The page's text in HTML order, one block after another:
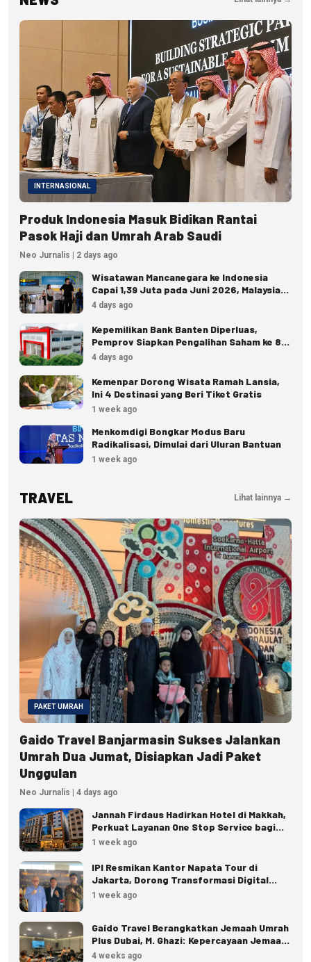
INTERNASIONAL
Produk Indonesia Masuk Bidikan Rantai
Pasok Haji dan Umrah Arab Saudi
Neo Jurnalis | 2 days ago
Wisatawan Mancanegara ke Indonesia
Capai 1,39 Juta pada Juni 2026, Malaysia
Terbanyak
4 days ago
Kepemilikan Bank Banten Diperluas,
Pemprov Siapkan Pengalihan Saham ke 8
Pemda
4 days ago
Kemenpar Dorong Wisata Ramah Lansia,
Ini 4 Destinasi yang Beri Tiket Gratis
1 week ago
Menkomdigi Bongkar Modus Baru
Radikalisasi, Dimulai dari Uluran Bantuan
1 week ago
TRAVEL Lihat lainnya →
PAKET UMRAH
Gaido Travel Banjarmasin Sukses Jalankan
Umrah Dua Jumat, Disiapkan Jadi Paket
Unggulan
Neo Jurnalis | 4 days ago
Jannah Firdaus Hadirkan Hotel di Makkah,
Perkuat Layanan One Stop Service bagi
Jemaah
1 week ago
IPI Resmikan Kantor Napata Tour di
Jakarta, Dorong Transformasi Digital
Pariwisata
1 week ago
Gaido Travel Berangkatkan Jemaah Umrah
Plus Dubai, M. Ghazi: Kepercayaan Jemaah
Terus Meningkat
4 weeks ago